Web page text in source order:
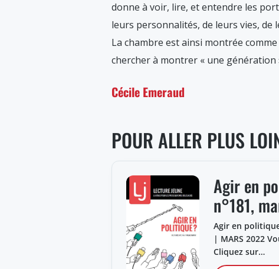
donne à voir, lire, et entendre les
leurs personnalités, de leurs vies,
La chambre est ainsi montrée
chercher à montrer « une
Cécile Emeraud
POUR ALLER PLUS
Agir en
n°181,
Agir en politique
| MARS 2022
Cliquez sur…